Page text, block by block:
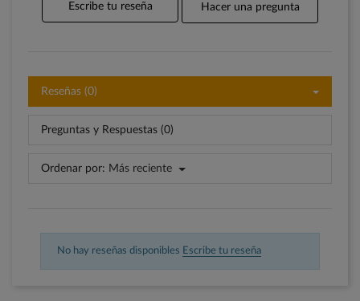
Escribe tu reseña Hacer una pregunta
Reseñas (0)
Preguntas y Respuestas (0)
Ordenar por: Más reciente
No hay reseñas disponibles Escribe tu reseña